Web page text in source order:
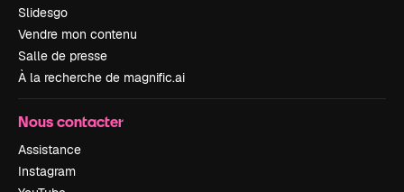
Slidesgo
Vendre mon contenu
Salle de presse
À la recherche de magnific.ai
Nous contacter
Assistance
Instagram